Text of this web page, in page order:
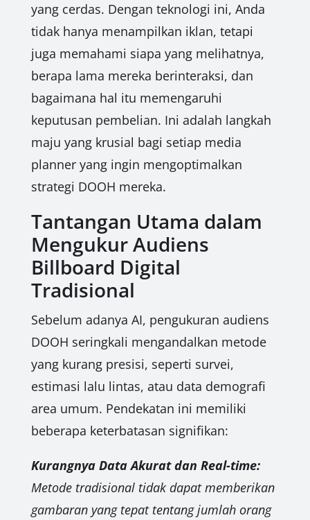
yang cerdas. Dengan teknologi ini, Anda
tidak hanya menampilkan iklan, tetapi
juga memahami siapa yang melihatnya,
berapa lama mereka berinteraksi, dan
bagaimana hal itu memengaruhi
keputusan pembelian. Ini adalah langkah
maju yang krusial bagi setiap media
planner yang ingin mengoptimalkan
strategi DOOH mereka.
Tantangan Utama dalam
Mengukur Audiens
Billboard Digital
Tradisional
Sebelum adanya AI, pengukuran audiens
DOOH seringkali mengandalkan metode
yang kurang presisi, seperti survei,
estimasi lalu lintas, atau data demografi
area umum. Pendekatan ini memiliki
beberapa keterbatasan signifikan:
Kurangnya Data Akurat dan Real-time:
Metode tradisional tidak dapat memberikan
gambaran yang tepat tentang jumlah orang